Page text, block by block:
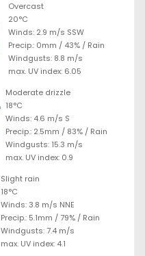
Overcast
20°C
Winds: 2.9 m/s SSW
Precip.: 0mm / 43% / Rain
Windgusts: 8.8 m/s
max. UV index: 6.05
Moderate drizzle
18°C
Winds: 4.6 m/s S
Precip.: 2.5mm / 83% / Rain
Windgusts: 15.3 m/s
max. UV index: 0.9
Slight rain
18°C
Winds: 3.8 m/s NNE
Precip.: 5.1mm /79% / Rain
Windgusts: 7.4 m/s
max. UV index: 4.1